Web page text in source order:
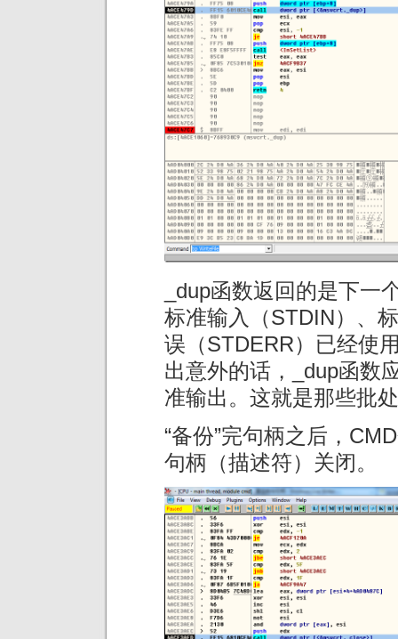
_dup函数返回的是下一
标准输入（STDIN）、
误（STDERR）已经使
出意外的话，_dup函数
准输出。这就是那些批
“备份”完句柄之后，
句柄（描述符）关闭。